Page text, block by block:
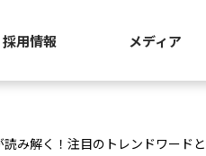
採用情報 メディア
み解く！注目のトレンドワード